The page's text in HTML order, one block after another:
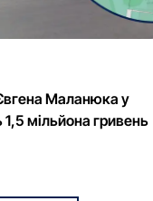
Маланюка у
мільйона гривень